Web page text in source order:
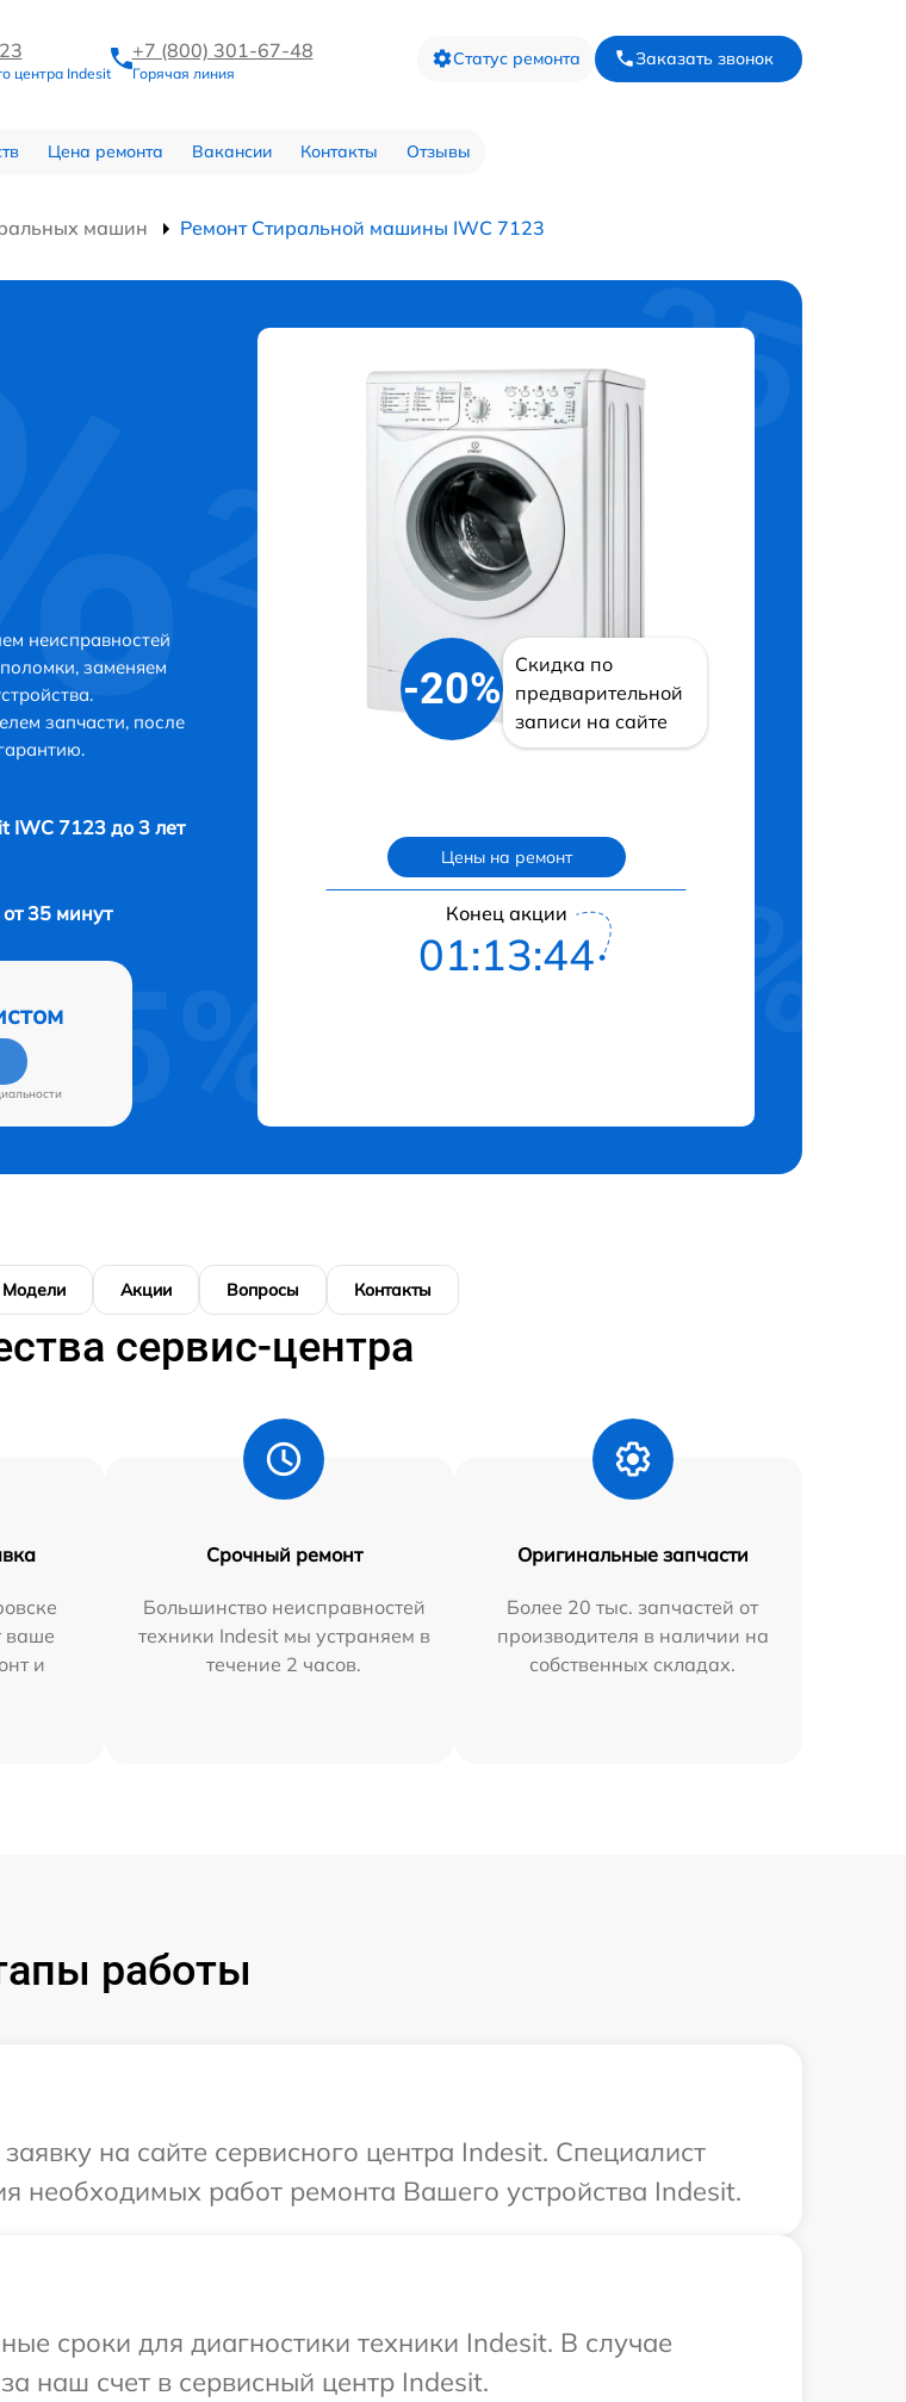
центра Indesit
+7 (800) 301-67-48
Горячая линия
Статус ремонта Заказать звонок
Цена ремонта Вакансии Контакты Отзывы
машин Ремонт Стиральной машины IWC 7123
неисправностей
заменяем
запчасти, после
IWC 7123 до 3 лет
35 минут
-20%
Скидка по
предварительной
записи на сайте
Цены на ремонт
Конец акции
01:13:43
Модели Акции Вопросы Контакты
сервис-центра
ваше
и
Срочный ремонт
Большинство неисправностей
техники Indesit мы устраняем в
течение 2 часов.
Оригинальные запчасти
Более 20 тыс. запчастей от
производителя в наличии на
собственных складах.
работы
на сайте сервисного центра Indesit. Специалист
необходимых работ ремонта Вашего устройства Indesit.
сроки для диагностики техники Indesit. В случае
наш счет в сервисный центр Indesit.